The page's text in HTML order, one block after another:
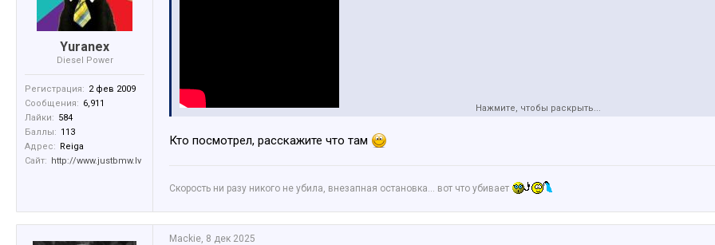
Yuranex
Diesel Power
Регистрация: 2 фев 2009
Сообщения: 6,911
Лайки: 584
Баллы: 113
Адрес: Reiga
Сайт: http://www.justbmw.lv
P.S. Если надо за кого-то зажечь с хорошей бабой, обращайтесь.
Нажмите, чтобы раскрыть...
Кто посмотрел, расскажите что там
Скорость ни разу никого не убила, внезапная остановка… вот что убивает
Mackie, 8 дек 2025